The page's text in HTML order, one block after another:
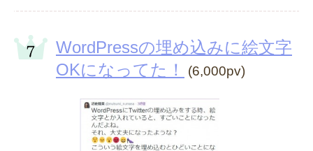
WordPressの埋め込みに絵文字
OKになってた！
(6,000pv)